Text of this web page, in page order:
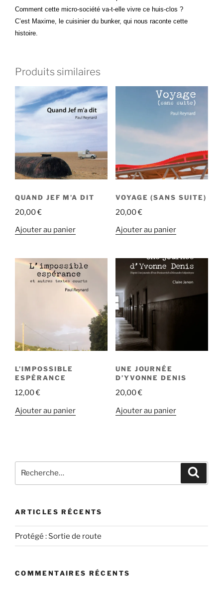
Comment cette micro-société va-t-elle vivre ce huis-clos ?
C’est Maxime, le cuisinier du bunker, qui nous raconte cette
histoire.
Produits similaires
QUAND JEF M’A DIT
20,00€
Ajouter au panier
VOYAGE (SANS SUITE)
20,00€
Ajouter au panier
L’IMPOSSIBLE
ESPÉRANCE
12,00€
Ajouter au panier
UNE JOURNÉE
D’YVONNE DENIS
20,00€
Ajouter au panier
pour
ARTICLES RÉCENTS
Protégé : Sortie de route
COMMENTAIRES RÉCENTS